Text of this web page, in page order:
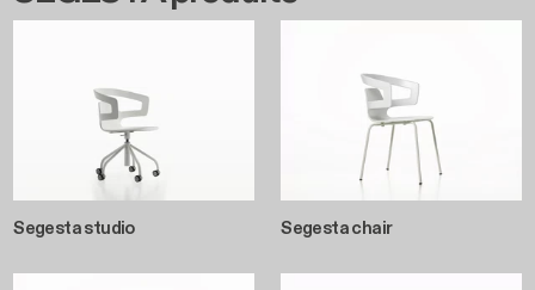
Segesta studio Segesta chair